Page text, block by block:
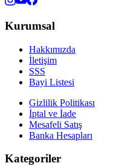
Kurumsal
Hakkımızda
İletişim
SSS
Bayi Listesi
Gizlilik Politikası
İptal ve İade
Mesafeli Satış
Banka Hesapları
Kategoriler